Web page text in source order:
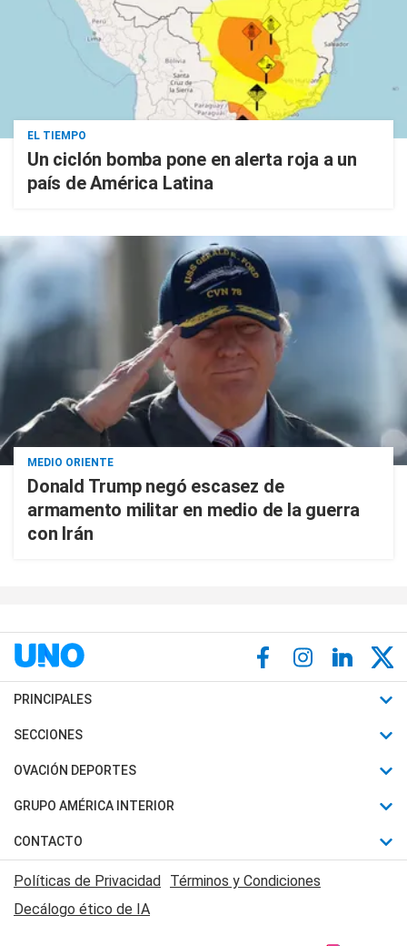
EL TIEMPO
Un ciclón bomba pone en alerta roja a un
país de América Latina
MEDIO ORIENTE
Donald Trump negó escasez de
armamento militar en medio de la guerra
con Irán
PRINCIPALES
Últimas Noticias
Política
Judiciales
Economia
SECCIONES
Horóscopo
Motores
Trucos caseros
Series y Películas
Edictos y Solicitadas
OVACIÓN DEPORTES
Fútbol
Mundial
Automovilismo
Rugby
GRUPO AMÉRICA INTERIOR
Canal 7 en Vivo
CONTACTO
Acerca de Nosotros
Contactanos
Políticas de Privacidad Términos y Condiciones
Decálogo ético de IA